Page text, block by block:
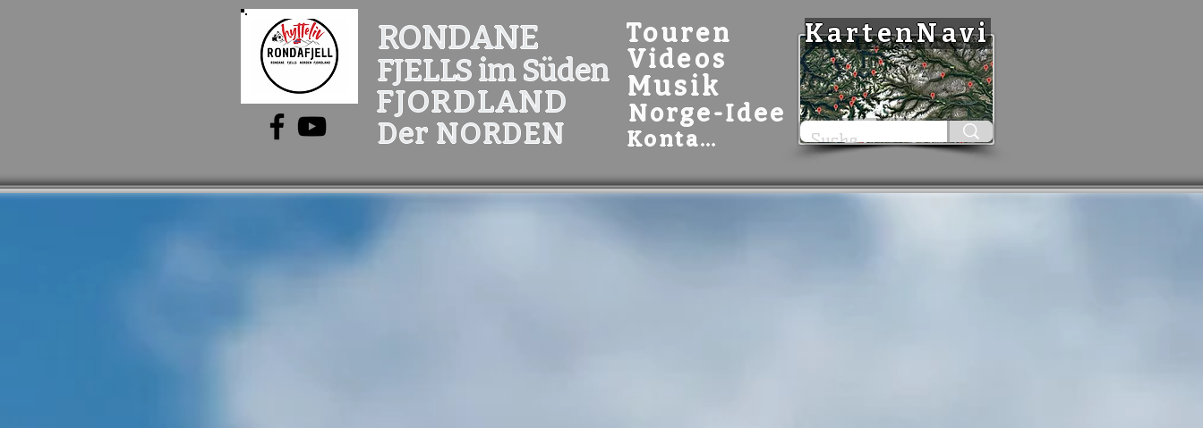
RONDANE
FJELLS im Süden
FJORDLAND
Der NORDEN
Videos
Touren
Musik
Kontakt
Norge-Idee
KartenNavi